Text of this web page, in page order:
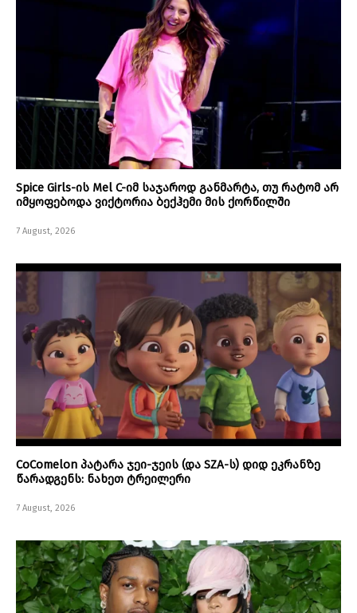
Spice Girls-ის Mel C-იმ საჯაროდ განმარტა, თუ რატომ არ
იმყოფებოდა ვიქტორია ბექჰემი მის ქორწილში
7 August, 2026
CoComelon პატარა ჯეი-ჯეის (და SZA-ს) დიდ ეკრანზე
წარადგენს: ნახეთ ტრეილერი
7 August, 2026